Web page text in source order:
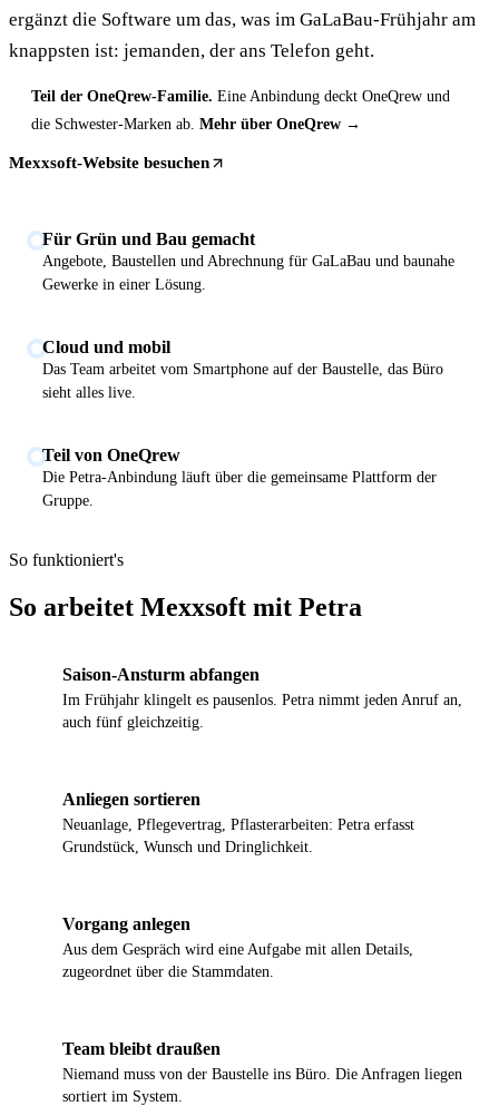
ergänzt die Software um das, was im GaLaBau-Frühjahr am
knappsten ist: jemanden, der ans Telefon geht.
Teil der OneQrew-Familie. Eine Anbindung deckt OneQrew und
die Schwester-Marken ab. Mehr über OneQrew →
Mexxsoft-Website besuchen
Für Grün und Bau gemacht
Angebote, Baustellen und Abrechnung für GaLaBau und baunahe
Gewerke in einer Lösung.
Cloud und mobil
Das Team arbeitet vom Smartphone auf der Baustelle, das Büro
sieht alles live.
Teil von OneQrew
Die Petra-Anbindung läuft über die gemeinsame Plattform der
Gruppe.
So funktioniert's
So arbeitet Mexxsoft mit Petra
Saison-Ansturm abfangen
Im Frühjahr klingelt es pausenlos. Petra nimmt jeden Anruf an,
auch fünf gleichzeitig.
Anliegen sortieren
Neuanlage, Pflegevertrag, Pflasterarbeiten: Petra erfasst
Grundstück, Wunsch und Dringlichkeit.
Vorgang anlegen
Aus dem Gespräch wird eine Aufgabe mit allen Details,
zugeordnet über die Stammdaten.
Team bleibt draußen
Niemand muss von der Baustelle ins Büro. Die Anfragen liegen
sortiert im System.